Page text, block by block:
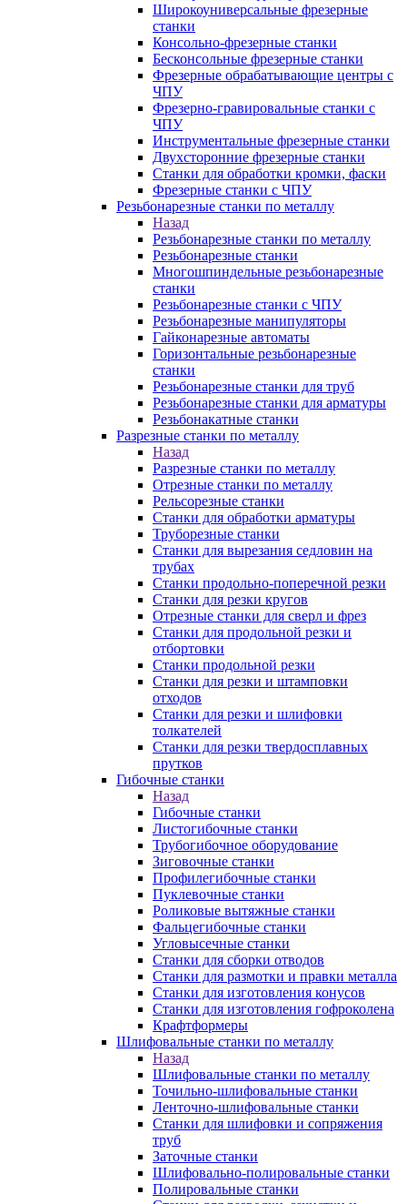
Широкоуниверсальные фрезерные
станки
Консольно-фрезерные станки
Бесконсольные фрезерные станки
Фрезерные обрабатывающие центры с
ЧПУ
Фрезерно-гравировальные станки с
ЧПУ
Инструментальные фрезерные станки
Двухсторонние фрезерные станки
Станки для обработки кромки, фаски
Фрезерные станки с ЧПУ
Резьбонарезные станки по металлу
Назад
Резьбонарезные станки по металлу
Резьбонарезные станки
Многошпиндельные резьбонарезные
станки
Резьбонарезные станки с ЧПУ
Резьбонарезные манипуляторы
Гайконарезные автоматы
Горизонтальные резьбонарезные
станки
Резьбонарезные станки для труб
Резьбонарезные станки для арматуры
Резьбонакатные станки
Разрезные станки по металлу
Назад
Разрезные станки по металлу
Отрезные станки по металлу
Рельсорезные станки
Станки для обработки арматуры
Труборезные станки
Станки для вырезания седловин на
трубаx
Станки продольно-поперечной резки
Станки для резки кругов
Отрезные станки для сверл и фрез
Станки для продольной резки и
отбортовки
Станки продольной резки
Станки для резки и штамповки
отходов
Станки для резки и шлифовки
толкателей
Станки для резки твердосплавных
прутков
Гибочные станки
Назад
Гибочные станки
Листогибочные станки
Трубогибочное оборудование
Зиговочные станки
Профилегибочные станки
Пуклевочные станки
Роликовые вытяжные станки
Фальцегибочные станки
Угловысечные станки
Станки для сборки отводов
Станки для размотки и правки металла
Станки для изготовления конусов
Станки для изготовления гофроколена
Крафтформеры
Шлифовальные станки по металлу
Назад
Шлифовальные станки по металлу
Точильно-шлифовальные станки
Ленточно-шлифовальные станки
Станки для шлифовки и сопряжения
труб
Заточные станки
Шлифовально-полировальные станки
Полировальные станки